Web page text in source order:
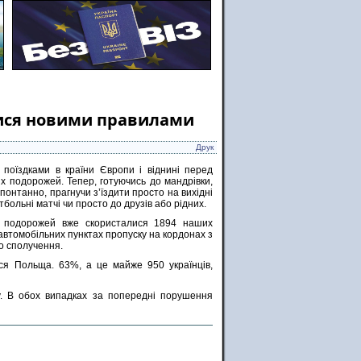
новими правилами
Друк
в країни Європи і віднині перед
подорожей. Тепер, готуючись до мандрівки,
прагнучи з’їздити просто на вихідні
матчі чи просто до друзів або рідних.
вже скористалися 1894 наших
пунктах пропуску на кордонах з
сполучення.
Польща. 63%, а це майже 950 українців,
В обох випадках за попередні порушення